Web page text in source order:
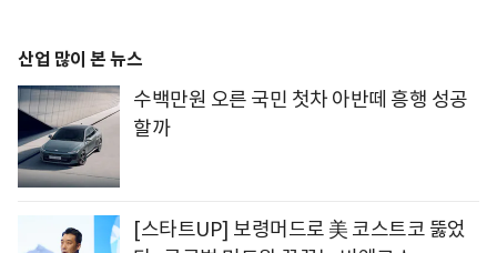
산업 많이 본 뉴스
수백만원 오른 국민 첫차 아반떼 흥행 성공
할까
[스타트UP] 보령머드로 美 코스트코 뚫었